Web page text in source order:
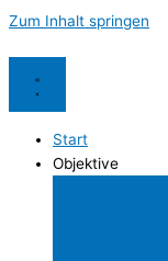
Zum Inhalt springen
Start
Objektive